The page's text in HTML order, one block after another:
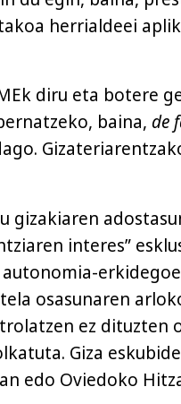
herrialdeei
diru eta botere
baina, de
gizakiaren
interes”
osasunaren
ez dituzten
Giza
edo Oviedoko